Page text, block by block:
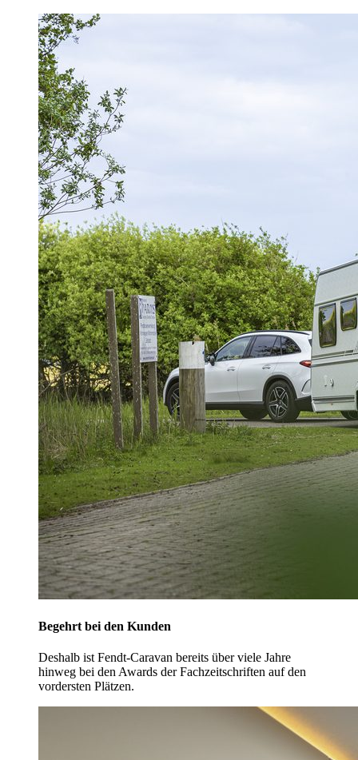
Begehrt bei den Kunden
Deshalb ist Fendt-Caravan bereits über viele Jahre
hinweg bei den Awards der Fachzeitschriften auf den
vordersten Plätzen.